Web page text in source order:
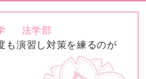
法学部
も演習し対策を練るのが